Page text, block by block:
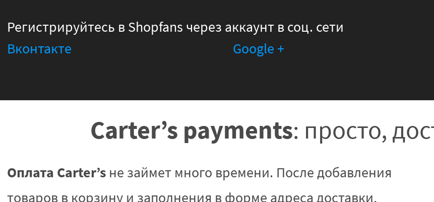
Регистрируйтесь в Shopfans через аккаунт в соц. сети
Вконтакте
Google +
Carter’s payments: просто,
Оплата Carter’s не займет много времени. После добавления
товаров в корзину и заполнения в форме адреса доставки,